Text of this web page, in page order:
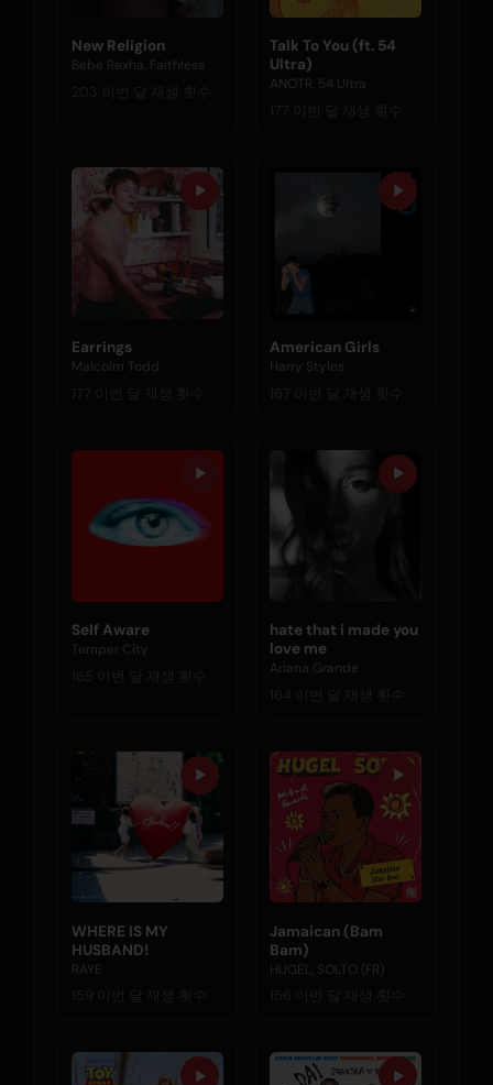
New Religion
Bebe Rexha, Faithless
Talk To You (ft. 54
Ultra)
ANOTR, 54 Ultra
Earrings
Malcolm Todd
American Girls
Harry Styles
Self Aware
Temper City
hate that i made you
love me
Ariana Grande
WHERE IS MY
HUSBAND!
RAYE
Jamaican (Bam
Bam)
HUGEL, SOLTO (FR)